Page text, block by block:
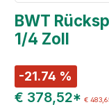
BWT
1/4 Zoll
-21.74 %
€ 378,52* €